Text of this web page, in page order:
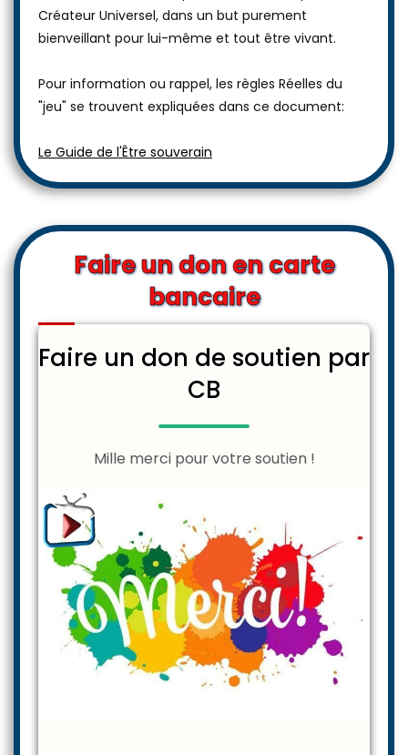
Créateur Universel, dans un but purement
bienveillant pour lui-même et tout être vivant.
Pour information ou rappel, les règles Réelles du
"jeu" se trouvent expliquées dans ce document:
Le Guide de l'Être souverain
Faire un don en carte
bancaire
Faire un don de soutien par
CB
Mille merci pour votre soutien !